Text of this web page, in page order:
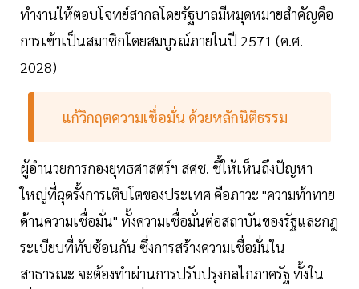
ทำงานให้ตอบโจทย์สากลโดยรัฐบาลมีหมุดหมายสำคัญคือ
การเข้าเป็นสมาชิกโดยสมบูรณ์ภายในปี 2571 (ค.ศ.
2028)
แก้วิกฤตความเชื่อมั่น ด้วยหลักนิติธรรม
ผู้อำนวยการกองยุทธศาสตร์ฯ สศช. ชี้ให้เห็นถึงปัญหา
ใหญ่ที่ฉุดรั้งการเติบโตของประเทศ คือภาวะ "ความท้าทาย
ด้านความเชื่อมั่น" ทั้งความเชื่อมั่นต่อสถาบันของรัฐและกฎ
ระเบียบที่ทับซ้อนกัน ซึ่งการสร้างความเชื่อมั่นใน
สาธารณะ จะต้องทำผ่านการปรับปรุงกลไกภาครัฐ ทั้งใน